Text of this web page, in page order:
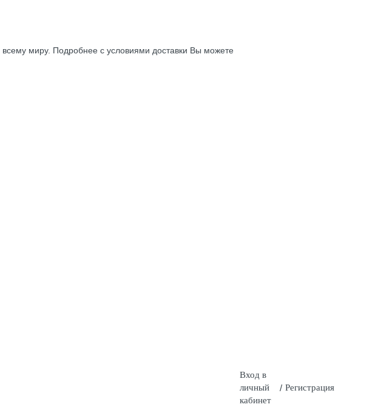
миру. Подробнее с условиями доставки Вы можете
Вход в
личный
кабинет
/ Регистрация